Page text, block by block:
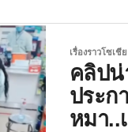
เรื่องราวโซเชี
คลิปน่
ประก
หมา..